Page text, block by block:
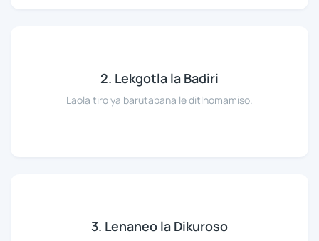
2. Lekgotla la Badiri
Laola tiro ya barutabana le ditlhomamiso.
3. Lenaneo la Dikuroso